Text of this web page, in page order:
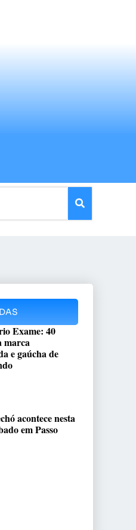
Exame: 40
marca
e gaúcha de
acontece nesta
em Passo